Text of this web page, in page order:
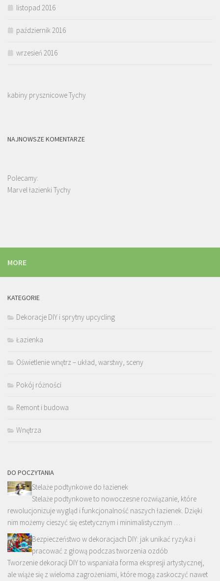
listopad 2016
październik 2016
wrzesień 2016
kabiny prysznicowe Tychy
NAJNOWSZE KOMENTARZE
Polecamy:
Marvel łazienki Tychy
MORE
KATEGORIE
Dekoracje DIY i sprytny upcycling
Łazienka
Oświetlenie wnętrz – układ, warstwy, sceny
Pokój różności
Remont i budowa
Wnętrza
DO POCZYTANIA
Stelaże podtynkowe do łazienek
Stelaże podtynkowe to nowoczesne rozwiązanie, które
rewolucjonizuje wygląd i funkcjonalność naszych łazienek. Dzięki
nim możemy cieszyć się estetycznym i minimalistycznym …
Bezpieczeństwo w dekoracjach DIY: jak unikać ryzyka i
pracować z głową podczas tworzenia ozdób
Tworzenie dekoracji DIY to wspaniała forma ekspresji artystycznej,
ale wiąże się z wieloma zagrożeniami, które mogą zaskoczyć nawet